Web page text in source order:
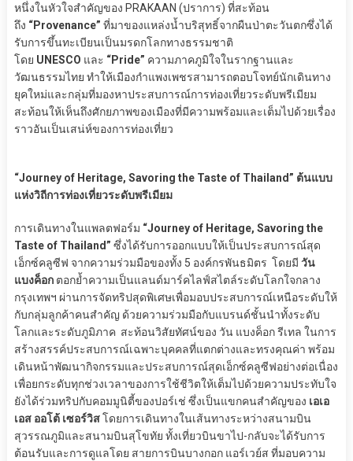
หนึ่งในหัวใจสำคัญของ PRAKAAN (ปราการ) ที่สะท้อน
ถึง “Provenance” ที่มาของแหล่งน้ำบริสุทธิ์จากผืนป่าตะวันตกซึ่งได้
รับการขึ้นทะเบียนเป็นมรดกโลกทางธรรมชาติ
โดย UNESCO และ “Pride” ความภาคภูมิใจในรากฐานและ
วัฒนธรรมไทย ทำให้เมืองกำแพงเพชรสามารถตอบโจทย์นักเดินทาง
ยุคใหม่และกลุ่มที่มองหาประสบการณ์การท่องเที่ยวระดับพรีเมียม
สะท้อนให้เห็นถึงศักยภาพของเมืองที่มีความพร้อมและเต็มไปด้วยเรื่อง
ราวอันเป็นเสน่ห์ของการท่องเที่ยว
“Journey of Heritage, Savoring the Taste of Thailand” ต้นแบบ
แห่งวิถีการท่องเที่ยวระดับพรีเมียม
การเดินทางในแพลตฟอร์ม “Journey of Heritage, Savoring the
Taste of Thailand” ซึ่งได้รับการออกแบบให้เป็นประสบการณ์สุด
เอ็กซ์คลูซีฟ จากความร่วมมือของทั้ง 5 องค์กรพันธมิตร โดยมี วัน
แบงค็อกตอกย้ำความเป็นแลนด์มาร์คไลฟ์สไตล์ระดับโลกใจกลาง
กรุงเทพฯ ผ่านการจัดทริปสุดพิเศษเพื่อมอบประสบการณ์เหนือระดับให้
กับกลุ่มลูกค้าคนสำคัญ ด้วยความร่วมมือกับแบรนด์ชั้นนำทั้งระดับ
โลกและระดับภูมิภาค สะท้อนวิสัยทัศน์ของ วัน แบงค็อก รีเทล ในการ
สร้างสรรค์ประสบการณ์เฉพาะบุคคลที่แตกต่างและทรงคุณค่า พร้อม
เดินหน้าพัฒนากิจกรรมและประสบการณ์สุดเอ็กซ์คลูซีฟอย่างต่อเนื่อง
เพื่อยกระดับทุกช่วงเวลาของการใช้ชีวิตให้เต็มไปด้วยความประทับใจ
ยังได้ร่วมทริปกับคอมมูนิตี้ของปอร์เช่ ซึ่งเป็นแขกคนสำคัญของ เอเอ
เอส ออโต้ เซอร์วิสโดยการเดินทางในเส้นทางระหว่างสนามบิน
สุวรรณภูมิและสนามบินสุโขทัย ทั้งเที่ยวบินขาไป-กลับจะได้รับการ
ต้อนรับและการดูแลโดย สายการบินบางกอก แอร์เวย์ส ที่มอบความ